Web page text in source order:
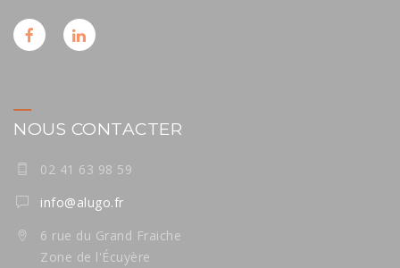
NOUS CONTACTER
02 41 63 98 59
info@alugo.fr
6 rue du Grand Fraiche
Zone de l'Écuyère